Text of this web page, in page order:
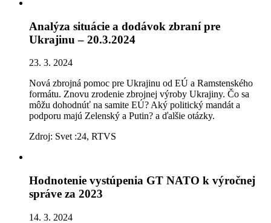
Analýza situácie a dodávok zbraní pre
Ukrajinu – 20.3.2024
23. 3. 2024
Nová zbrojná pomoc pre Ukrajinu od EÚ a Ramstenského
formátu. Znovu zrodenie zbrojnej výroby Ukrajiny. Čo sa
môžu dohodnúť na samite EÚ? Aký politický mandát a
podporu majú Zelenský a Putin? a ďalšie otázky.
Zdroj: Svet :24, RTVS
Hodnotenie vystúpenia GT NATO k výročnej
správe za 2023
14. 3. 2024